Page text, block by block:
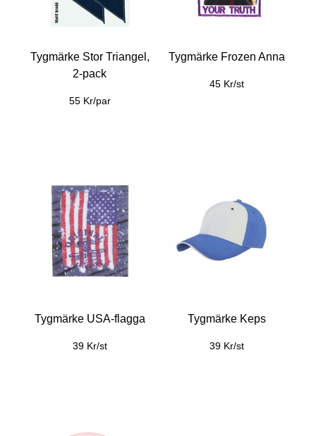
Tygmärke Stor Triangel,
2-pack
55 Kr/par
Tygmärke Frozen Anna
45 Kr/st
Tygmärke USA-flagga
39 Kr/st
Tygmärke Keps
39 Kr/st